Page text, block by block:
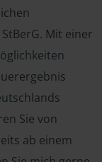
Mit einer
Sie von
ab einem